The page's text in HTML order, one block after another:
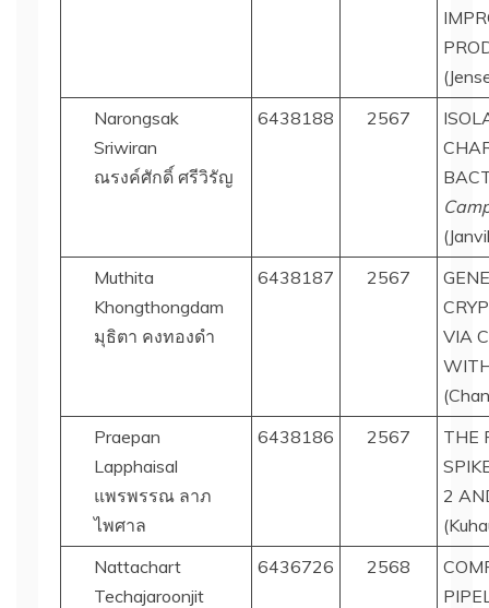
Narongsak
Sriwiran
ณรงค์ศักดิ์ ศรีวิรัญ
6438188 2567
Muthita
Khongthongdam
มุธิตา คงทองดำ
6438187 2567
VIA
Praepan
Lapphaisal
แพรพรรณ ลาภ
ไพศาล
6438186 2567
THE
2
Nattachart
Techajaroonjit
6436726 2568